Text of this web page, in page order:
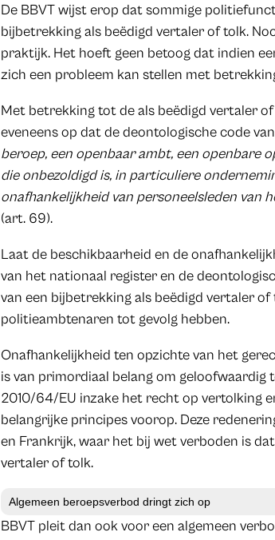
De BBVT wijst erop dat sommige
bijbetrekking als beëdigd vertaler of tolk.
praktijk. Het hoeft geen betoog dat indien
zich een probleem kan stellen met
Met betrekking tot de als beëdigd vertaler
eveneens op dat de deontologische code
beroep, een openbaar ambt, een openbare
die onbezoldigd is, in particuliere
onafhankelijkheid van personeelsleden van
(art. 69).
Laat de beschikbaarheid en de
van het nationaal register en de
van een bijbetrekking als beëdigd vertaler
politieambtenaren tot gevolg hebben.
Onafhankelijkheid ten opzichte van het
is van primordiaal belang om
2010/64/EU inzake het recht op vertolking
belangrijke principes voorop. Deze
en Frankrijk, waar het bij wet verboden is
vertaler of tolk.
Algemeen beroepsverbod dringt zich op
BBVT pleit dan ook voor een algemeen